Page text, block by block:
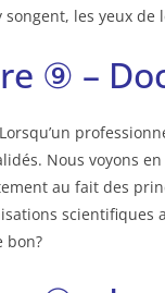
songent, les yeux
⑨ –
Lorsqu’un
Nous voyons
au fait des
scientifiques
bon?